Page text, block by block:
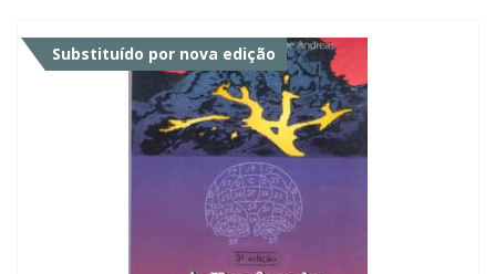
Substituído por nova edição